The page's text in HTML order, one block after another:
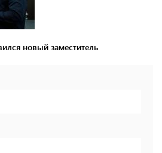
новый заместитель